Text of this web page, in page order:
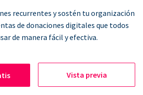
recurrentes y sostén tu organización
de donaciones digitales que todos
de manera fácil y efectiva.
Vista previa